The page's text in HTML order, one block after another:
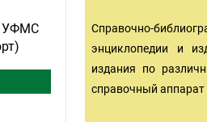
Справочно-
энциклопедии и
издания по
справочный
УФМС